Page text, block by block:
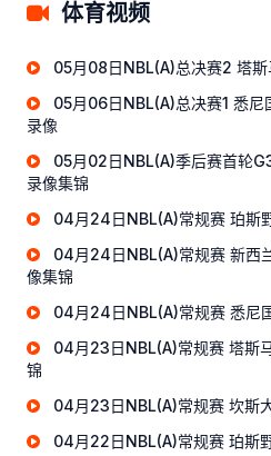
体育视频
05月08日NBL(A)总决赛2 塔
05月06日NBL(A)总决赛1 悉
录像
05月02日NBL(A)季后赛首轮
录像集锦
04月24日NBL(A)常规赛 珀斯
04月24日NBL(A)常规赛 新西
像集锦
04月24日NBL(A)常规赛 悉尼
04月23日NBL(A)常规赛 塔斯
锦
04月23日NBL(A)常规赛 坎斯
04月22日NBL(A)常规赛 珀斯